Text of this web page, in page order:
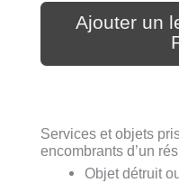
Ajouter un
Services et objets
encombrants d’un
Objet détruit